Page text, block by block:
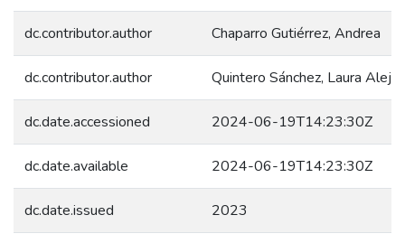
dc.contributor.author Chaparro Gutiérrez, Andrea
dc.contributor.author Quintero Sánchez, Laura
dc.date.accessioned 2024-06-19T14:23:30Z
dc.date.available 2024-06-19T14:23:30Z
dc.date.issued 2023